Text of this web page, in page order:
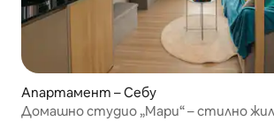
Апартамент – Себу
Домашно студио „Мари“ – стилно